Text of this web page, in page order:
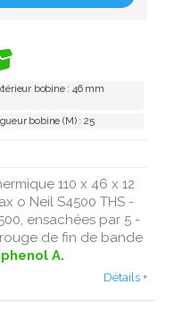
bobine : 46 mm
bobine (M) : 25
110 x 46 x 12
o Neil S4500 THS -
, ensachées par 5 -
de fin de bande
A.
Détails +